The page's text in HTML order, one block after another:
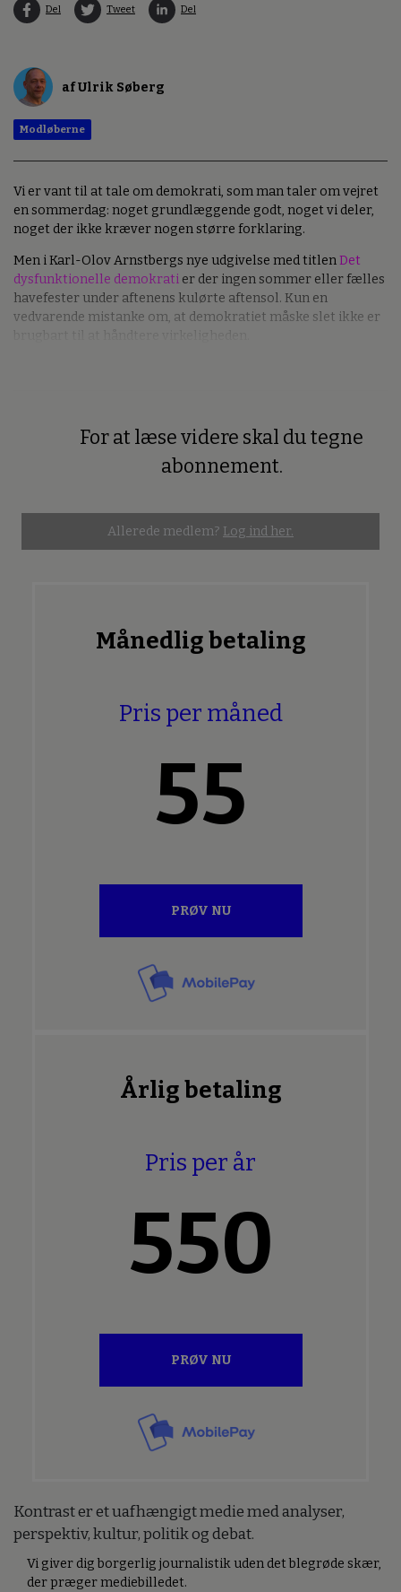
Del Tweet Del
af Ulrik Søberg
Modløberne
Vi er vant til at tale om demokrati, som man taler om vejret
en sommerdag: noget grundlæggende godt, noget vi deler,
noget der ikke kræver nogen større forklaring.
Men i Karl-Olov Arnstbergs nye udgivelse med titlenDet
dysfunktionelle demokrati er der ingen sommer eller fælles
havefester under aftenens kulørte aftensol. Kun en
vedvarende mistanke om, at demokratiet måske slet ikke er
For at læse videre skal du tegne
abonnement.
Allerede medlem? Log ind her.
Månedlig betaling
Pris per måned
55
PRØV NU
Årlig betaling
Pris per år
550
PRØV NU
Kontrast er et uafhængigt medie med analyser,
perspektiv, kultur, politik og debat.
Vi giver dig borgerlig journalistik uden det blegrøde skær,
der præger mediebilledet.